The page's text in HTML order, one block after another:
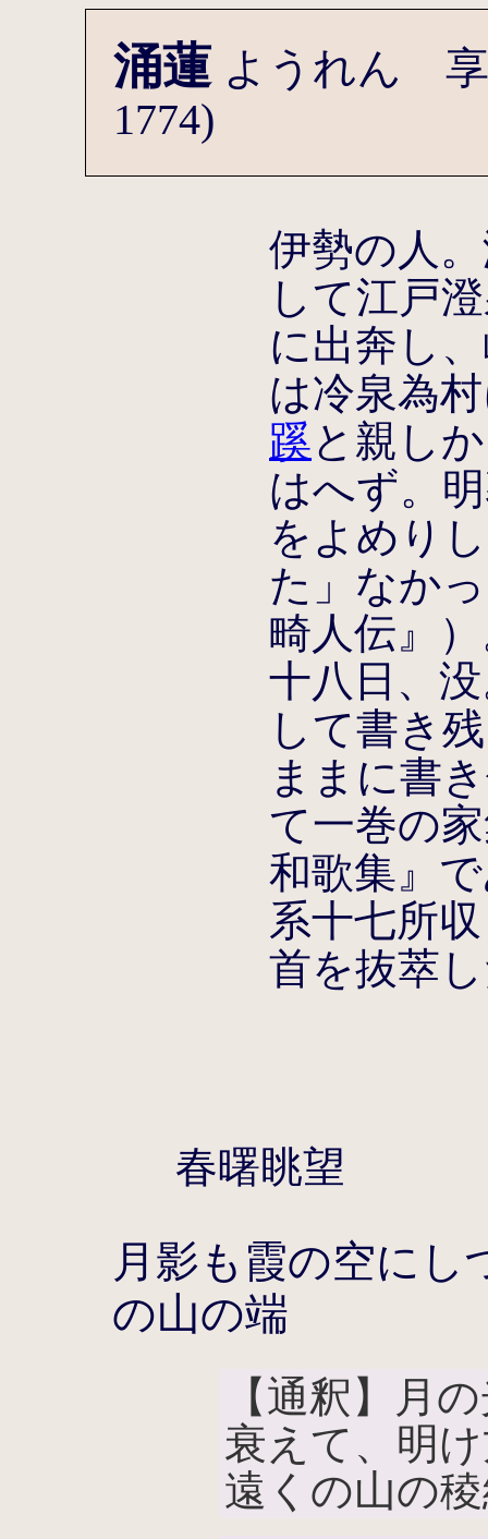
涌蓮 ようれん 享
1774)
伊勢の人
して江戸
に出奔し
は冷泉為
蹊と親し
はへず。
をよめり
た」なか
畸人伝』
十八日、
して書き
ままに書
て一巻の
和歌集』
系十七所
首を抜萃
春曙眺望
月影も霞の空に
の山の端
【通釈】月
衰えて、明
遠くの山の